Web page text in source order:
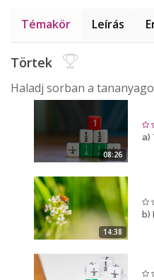
Témakör Leírás
Törtek
Haladj sorban a
08:26
a)
14:38